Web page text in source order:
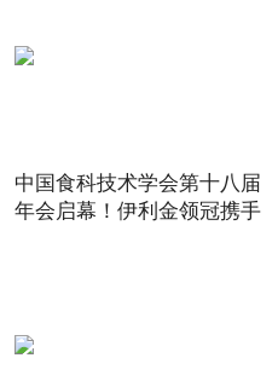
中国食科技术学会第十八届
年会启幕！伊利金领冠携手